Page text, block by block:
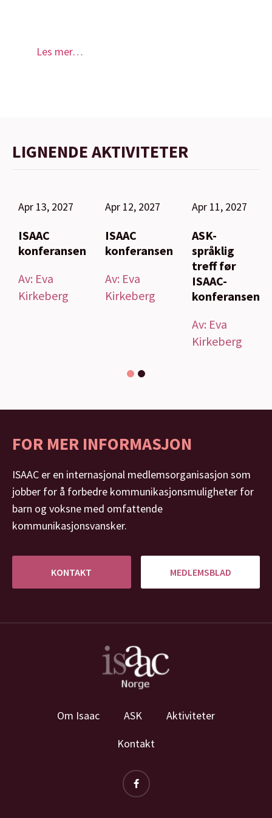
Les mer…
LIGNENDE AKTIVITETER
Apr 13, 2027
ISAAC
konferansen
Av: Eva
Kirkeberg
Apr 12, 2027
ISAAC
konferansen
Av: Eva
Kirkeberg
Apr 11, 2027
ASK-
språklig
treff før
ISAAC-
konferansen
Av: Eva
Kirkeberg
FOR MER INFORMASJON
ISAAC er en internasjonal medlemsorganisasjon som
jobber for å forbedre kommunikasjonsmuligheter for
barn og voksne med omfattende
kommunikasjonsvansker.
KONTAKT MEDLEMSBLAD
Om Isaac ASK
Aktiviteter
Kontakt